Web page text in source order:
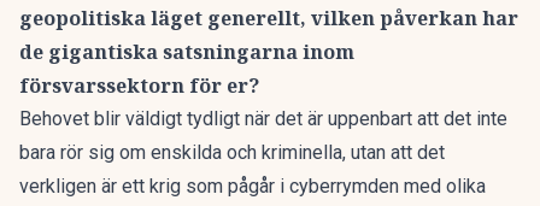
geopolitiska läget generellt, vilken påverkan har
de gigantiska satsningarna inom
försvarssektorn för er?
Behovet blir väldigt tydligt när det är uppenbart att det inte
bara rör sig om enskilda och kriminella, utan att det
verkligen är ett krig som pågår i cyberrymden med olika